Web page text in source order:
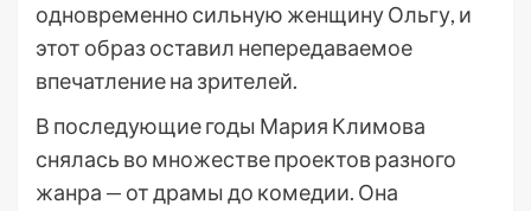
одновременно сильную женщину Ольгу, и
этот образ оставил непередаваемое
впечатление на зрителей.
В последующие годы Мария Климова
снялась во множестве проектов разного
жанра — от драмы до комедии. Она